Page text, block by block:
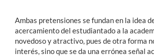
Ambas pretensiones se fundan en la idea
acercamiento del estudiantado a la
novedoso y atractivo, pues de otra forma
interés, sino que se da una errónea señal